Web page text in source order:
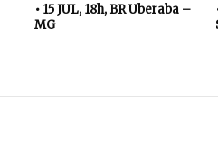
• 15 JUL, 18h, BR Uberaba –
MG